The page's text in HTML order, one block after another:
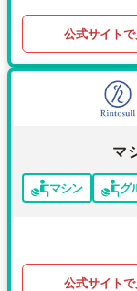
公式サイト
マ
マシン グ
公式サイト